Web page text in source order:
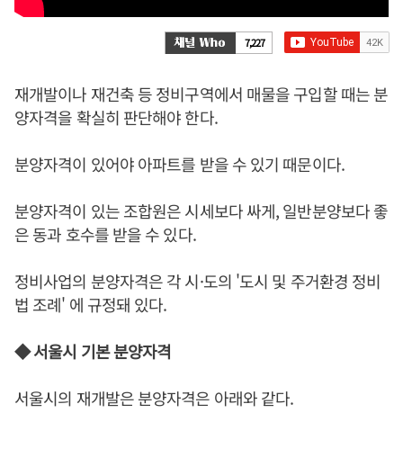
7,227
재개발이나 재건축 등 정비구역에서 매물을 구입할 때는 분
양자격을 확실히 판단해야 한다.
분양자격이 있어야 아파트를 받을 수 있기 때문이다.
분양자격이 있는 조합원은 시세보다 싸게, 일반분양보다 좋
은 동과 호수를 받을 수 있다.
정비사업의 분양자격은 각 시·도의 '도시 및 주거환경 정비
법 조례' 에 규정돼 있다.
◆ 서울시 기본 분양자격
서울시의 재개발은 분양자격은 아래와 같다.